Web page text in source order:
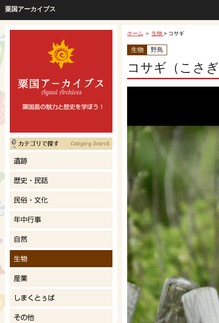
粟国アーカイブス
ホーム ＞ 生物 > コサギ
生物 野鳥
コサギ（こさ